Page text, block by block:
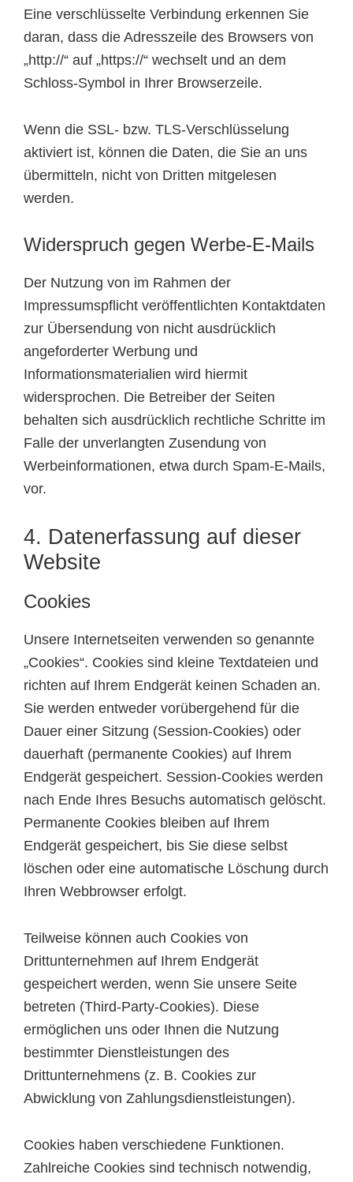
Eine verschlüsselte Verbindung erkennen Sie
daran, dass die Adresszeile des Browsers von
„http://“ auf „https://“ wechselt und an dem
Schloss-Symbol in Ihrer Browserzeile.
Wenn die SSL- bzw. TLS-Verschlüsselung
aktiviert ist, können die Daten, die Sie an uns
übermitteln, nicht von Dritten mitgelesen
werden.
Widerspruch gegen Werbe-E-Mails
Der Nutzung von im Rahmen der
Impressumspflicht veröffentlichten Kontaktdaten
zur Übersendung von nicht ausdrücklich
angeforderter Werbung und
Informationsmaterialien wird hiermit
widersprochen. Die Betreiber der Seiten
behalten sich ausdrücklich rechtliche Schritte im
Falle der unverlangten Zusendung von
Werbeinformationen, etwa durch Spam-E-Mails,
vor.
4. Datenerfassung auf dieser
Website
Cookies
Unsere Internetseiten verwenden so genannte
„Cookies“. Cookies sind kleine Textdateien und
richten auf Ihrem Endgerät keinen Schaden an.
Sie werden entweder vorübergehend für die
Dauer einer Sitzung (Session-Cookies) oder
dauerhaft (permanente Cookies) auf Ihrem
Endgerät gespeichert. Session-Cookies werden
nach Ende Ihres Besuchs automatisch gelöscht.
Permanente Cookies bleiben auf Ihrem
Endgerät gespeichert, bis Sie diese selbst
löschen oder eine automatische Löschung durch
Ihren Webbrowser erfolgt.
Teilweise können auch Cookies von
Drittunternehmen auf Ihrem Endgerät
gespeichert werden, wenn Sie unsere Seite
betreten (Third-Party-Cookies). Diese
ermöglichen uns oder Ihnen die Nutzung
bestimmter Dienstleistungen des
Drittunternehmens (z. B. Cookies zur
Abwicklung von Zahlungsdienstleistungen).
Cookies haben verschiedene Funktionen.
Zahlreiche Cookies sind technisch notwendig,